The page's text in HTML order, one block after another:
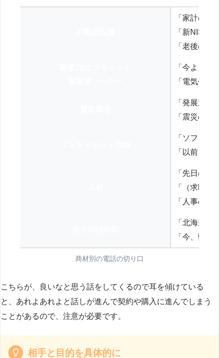
「家計の見
「新NISA
「老後の
「今より
「電気代を
「発展途
「震災の
「ソフト
「以前、
「先日の
「（求職
「人事の方
「北海道
「今、弊
商材別の電話の切り口
こちらが、良いなと思う話をしてくるので耳を傾けている
と、あれよあれよと話しが進んで契約や購入に進んでしまう
ことがあるので、注意が必要です。
相手と目的を具体的に